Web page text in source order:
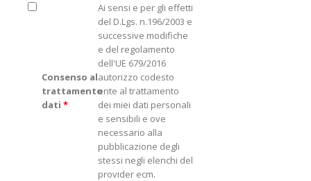
Consenso al
trattamento
dati*
Ai sensi e per gli effetti
del D.Lgs. n.196/2003 e
successive modifiche
e del regolamento
dell'UE 679/2016
autorizzo codesto
ente al trattamento
dei miei dati personali
e sensibili e ove
necessario alla
pubblicazione degli
stessi negli elenchi del
provider ecm.